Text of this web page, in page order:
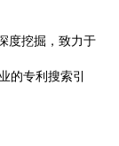
度挖掘，致力于
的专利搜索引